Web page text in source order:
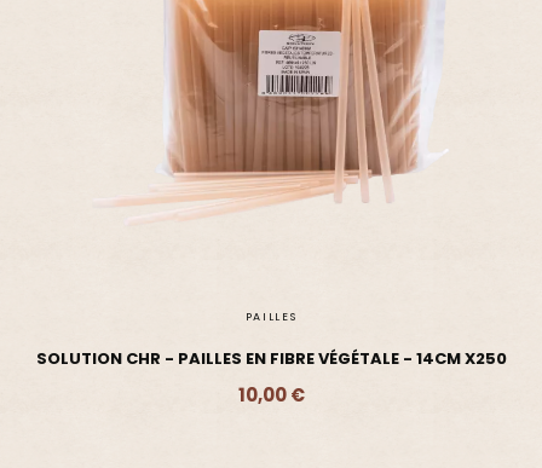
PAILLES
SOLUTION CHR - PAILLES EN FIBRE VÉGÉTALE - 14CM X250
10,00 €
Ajouter - 10,00 €